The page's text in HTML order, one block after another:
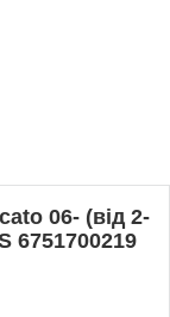
06- (від 2-
6751700219